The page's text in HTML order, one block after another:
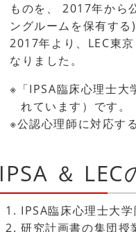
ものを、 2017年から
ングルームを保有する)
2017年より、LEC東
なりました。
※「IPSA臨床心理士大
れています）です。
※公認心理師に対応す
IPSA ＆ LEC
IPSA臨床心理士大
研究計画書の集団授